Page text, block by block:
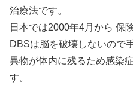
治療法です。
日本では2000年4月から 保
DBSは脳を破壊しないので
異物が体内に残るため感染
す。